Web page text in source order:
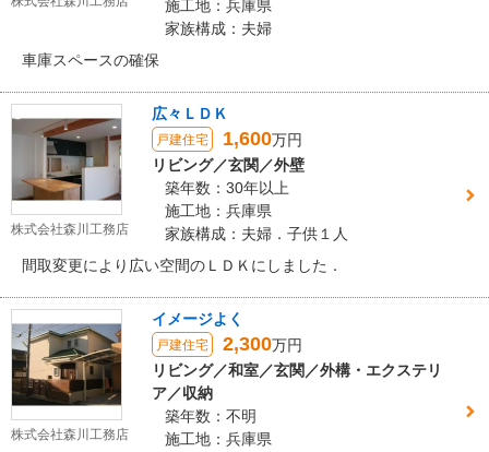
施工地：兵庫県
家族構成：夫婦
車庫スペースの確保
株式会社森川工務店
広々ＬＤＫ
戸建住宅 1,600万円
リビング／玄関／外壁
築年数：30年以上
施工地：兵庫県
家族構成：夫婦．子供１人
間取変更により広い空間のＬＤＫにしました．
株式会社森川工務店
イメージよく
戸建住宅 2,300万円
リビング／和室／玄関／外構・エクステリ
ア／収納
築年数：不明
施工地：兵庫県